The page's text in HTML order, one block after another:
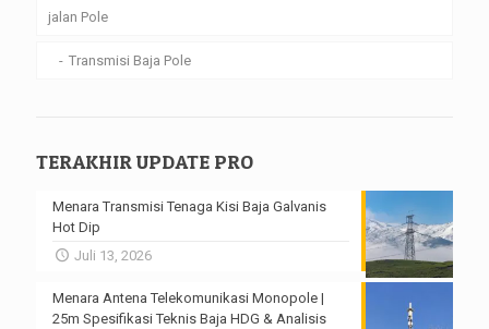
jalan Pole
Transmisi Baja Pole
TERAKHIR UPDATE PRO
Menara Transmisi Tenaga Kisi Baja Galvanis
Hot Dip
Juli 13, 2026
Menara Antena Telekomunikasi Monopole |
25m Spesifikasi Teknis Baja HDG & Analisis